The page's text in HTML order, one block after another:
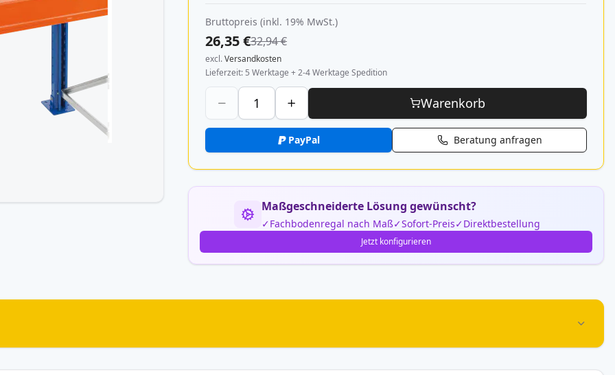
Bruttopreis (inkl. 19% MwSt.)
26,35 €32,94 €
excl.Versandkosten
Lieferzeit 5 Werktage + 2-4 Werktage Spedition
Warenkorb
PayPal Beratung anfragen
Maßgeschneiderte Lösung gewünscht?
Fachbodenregal nach Maß Sofort-Preis Direktbestellung
Jetzt konfigurieren